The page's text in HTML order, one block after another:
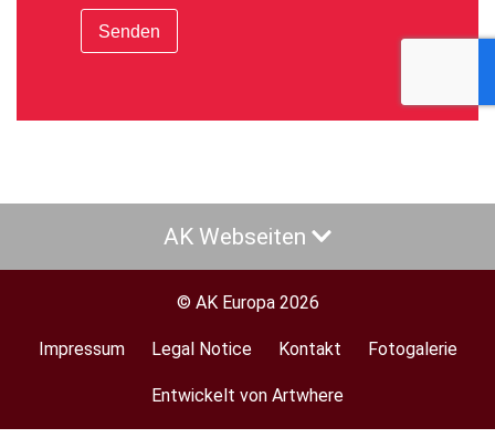
Senden
AK Webseiten
© AK Europa 2026
Footer
Impressum Legal Notice Kontakt Fotogalerie
Entwickelt von Artwhere